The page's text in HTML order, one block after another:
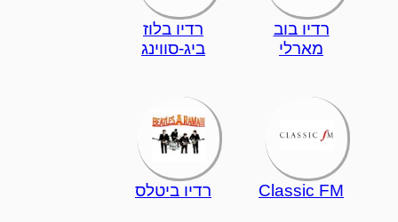
רדיו בוב
מארלי
רדיו בלוז
ביג-סווינג
Classic FM רדיו ביטלס